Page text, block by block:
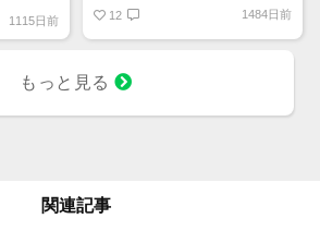
1115日前
とベゼルやインダイヤルの少し暗
ピーが現れるというユニークなモ
12 1484日前
もっと見る
関連記事